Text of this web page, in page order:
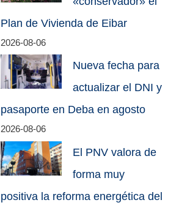
Plan de Vivienda de Eibar
2026-08-06
Nueva fecha para
actualizar el DNI y
pasaporte en Deba en agosto
2026-08-06
El PNV valora de
forma muy
positiva la reforma energética del